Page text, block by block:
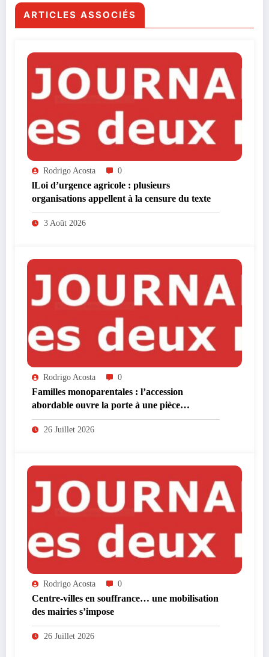
ARTICLES ASSOCIÉS
Rodrigo Acosta 0
lLoi d’urgence agricole : plusieurs
organisations appellent à la censure du texte
3 Août 2026
Rodrigo Acosta 0
Familles monoparentales : l’accession
abordable ouvre la porte à une pièce
supplémentaire
26 Juillet 2026
Rodrigo Acosta 0
Centre-villes en souffrance… une mobilisation
des mairies s’impose
26 Juillet 2026